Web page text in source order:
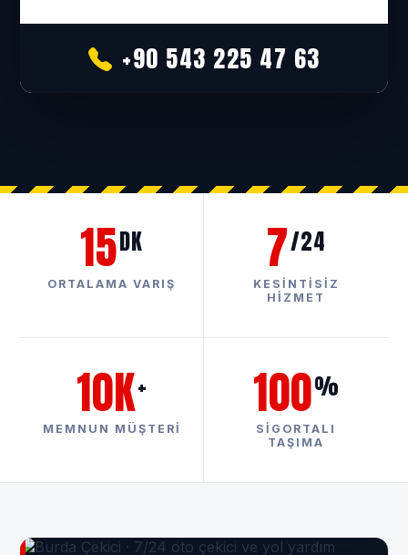
+90 543 225 47 63
15DK
ORTALAMA VARIŞ
7/24
KESINTISIZ
HIZMET
10K+
MEMNUN MÜŞTERI
100%
SIGORTALI
TAŞIMA